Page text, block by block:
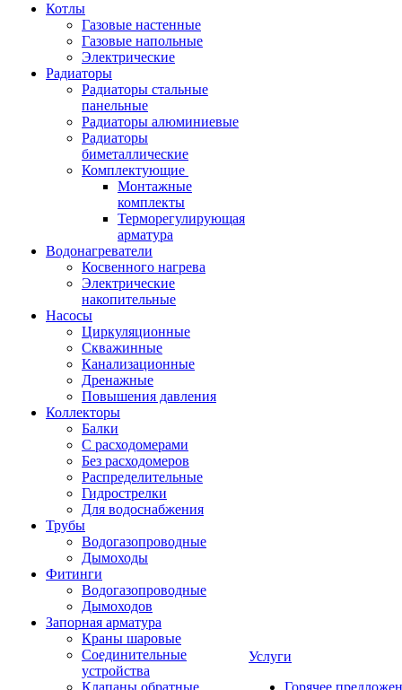
Котлы
Газовые настенные
Газовые напольные
Электрические
Радиаторы
Радиаторы стальные
панельные
Радиаторы алюминиевые
Радиаторы
биметаллические
Комплектующие
Монтажные
комплекты
Терморегулирующая
арматура
Водонагреватели
Косвенного нагрева
Электрические
накопительные
Насосы
Циркуляционные
Скважинные
Канализационные
Дренажные
Повышения давления
Коллекторы
Балки
С расходомерами
Без расходомеров
Распределительные
Гидрострелки
Для водоснабжения
Трубы
Водогазопроводные
Дымоходы
Фитинги
Водогазопроводные
Дымоходов
Запорная арматура
Краны шаровые
Соединительные
устройства
Клапаны обратные
Услуги
Горячее